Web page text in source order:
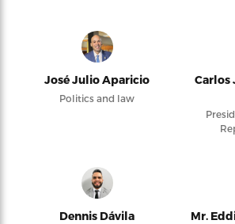
José Julio Aparicio
Politics and law
Carlos
Dennis Dávila Mr.